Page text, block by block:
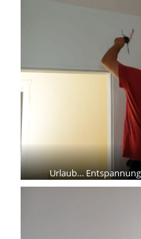
Urlaub…